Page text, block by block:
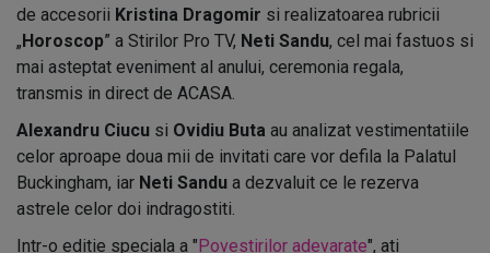
de accesorii Kristina Dragomir si realizatoarea rubricii
„Horoscop” a Stirilor Pro TV, Neti Sandu, cel mai fastuos si
mai asteptat eveniment al anului, ceremonia regala,
transmis in direct de ACASA.
Alexandru Ciucu si Ovidiu Buta au analizat vestimentatiile
celor aproape doua mii de invitati care vor defila la Palatul
Buckingham, iar Neti Sandu a dezvaluit ce le rezerva
astrele celor doi indragostiti.
Intr-o editie speciala a "Povestirilor adevarate", ati